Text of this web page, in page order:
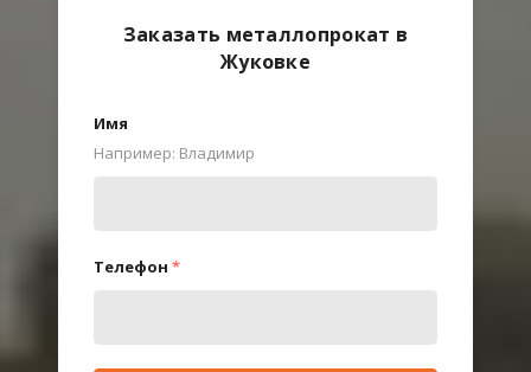
Заказать металлопрокат в
Жуковке
Имя
Например: Владимир
Телефон *